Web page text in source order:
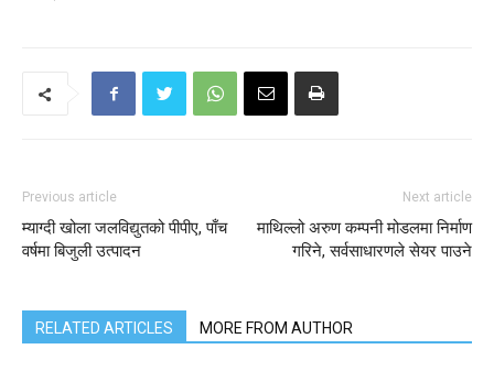
Previous article
म्याग्दी खोला जलविद्युतको पीपीए, पाँच
वर्षमा बिजुली उत्पादन
Next article
माथिल्लो अरुण कम्पनी मोडलमा निर्माण
गरिने, सर्वसाधारणले सेयर पाउने
RELATED ARTICLES MORE FROM AUTHOR